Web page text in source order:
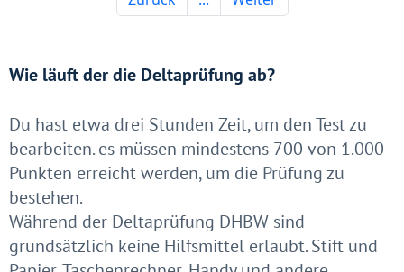
Wie läuft der die Deltaprüfung ab?
Du hast etwa drei Stunden Zeit, um den Test zu
bearbeiten. es müssen mindestens 700 von 1.000
Punkten erreicht werden, um die Prüfung zu
bestehen.
Während der Deltaprüfung DHBW sind
grundsätzlich keine Hilfsmittel erlaubt. Stift und